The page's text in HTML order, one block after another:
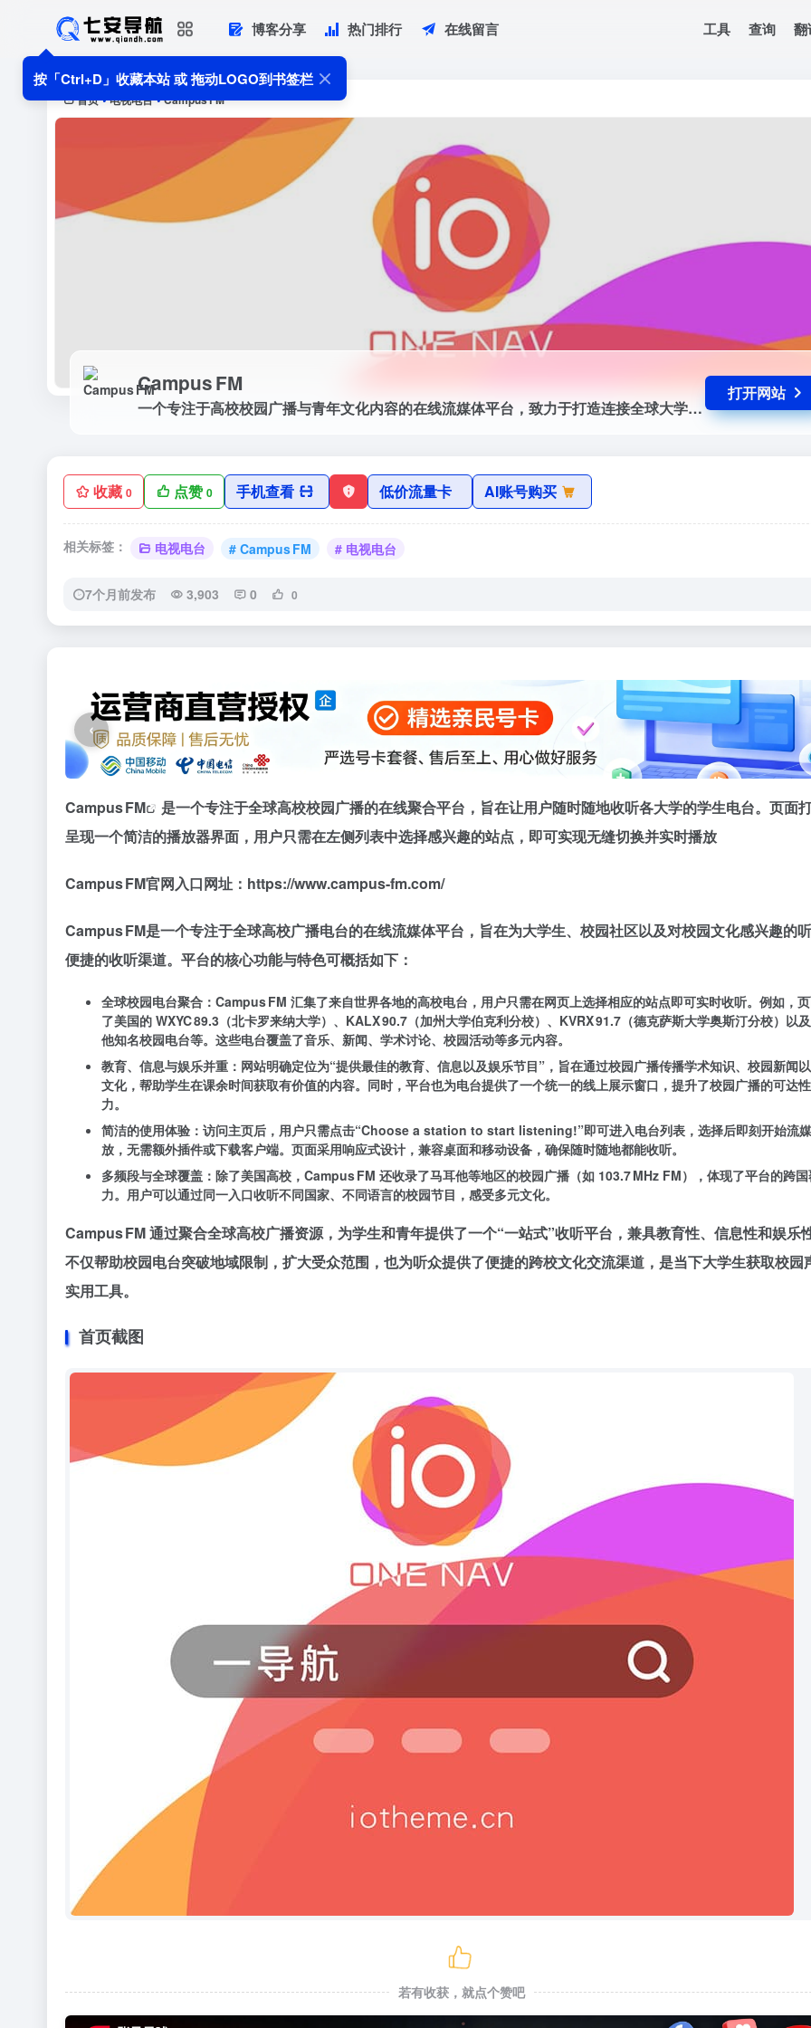
按「Ctrl+D」收藏本站 或 拖动LOGO到书签栏
博客分享 热门排行 在线留言 工具 查询 翻
首页 • 电视电台 • Campus FM
Campus FM
一个专注于高校校园广播与青年文化内容的在线流媒体平台，致力于打造连接全球大学生、青年创作者与独立音乐人的声音社区。
打开网站
收藏 0 点赞0 手机查看 低价流量卡 AI账号购买
相关标签： 电视电台 # Campus FM # 电视电台
7个月前发布 3,903 0 0
Campus FM
一个专注于高校校园广播与青年文化内容的在线流媒体平台，致力于打造连接全球大学生、青年创作者与独立音乐人的
‹
Campus FM
是一个专注于全球高校校园广播的在线聚合平台，旨在让用户随时随地收听各大学的学生电台。页面
呈现一个简洁的播放器界面，用户只需在左侧列表中选择感兴趣的站点，即可实现无缝切换并实时播放
Campus FM官网入口网址：https://www.campus-fm.com/
Campus FM是一个专注于全球高校广播电台的在线流媒体平台，旨在为大学生、校园社区以及对校园文化感兴趣的
便捷的收听渠道。平台的核心功能与特色可概括如下：
全球校园电台聚合：Campus FM 汇集了来自世界各地的高校电台，用户只需在网页上选择相应的站点即可实时收听。例如，
了美国的 WXYC 89.3（北卡罗来纳大学）、KALX 90.7（加州大学伯克利分校）、KVRX 91.7（德克萨斯大学奥斯汀分校）以
他知名校园电台等。这些电台覆盖了音乐、新闻、学术讨论、校园活动等多元内容。
教育、信息与娱乐并重：网站明确定位为“提供最佳的教育、信息以及娱乐节目”，旨在通过校园广播传播学术知识、校园新闻
文化，帮助学生在课余时间获取有价值的内容。同时，平台也为电台提供了一个统一的线上展示窗口，提升了校园广播的可达
力。
简洁的使用体验：访问主页后，用户只需点击“Choose a station to start listening!”即可进入电台列表，选择后即刻开始流
放，无需额外插件或下载客户端。页面采用响应式设计，兼容桌面和移动设备，确保随时随地都能收听。
多频段与全球覆盖：除了美国高校，Campus FM 还收录了马耳他等地区的校园广播（如 103.7 MHz FM），体现了平台的跨
力。用户可以通过同一入口收听不同国家、不同语言的校园节目，感受多元文化。
Campus FM 通过聚合全球高校广播资源，为学生和青年提供了一个“一站式”收听平台，兼具教育性、信息性和娱乐
不仅帮助校园电台突破地域限制，扩大受众范围，也为听众提供了便捷的跨校文化交流渠道，是当下大学生获取校园
实用工具。
首页截图
若有收获，就点个赞吧